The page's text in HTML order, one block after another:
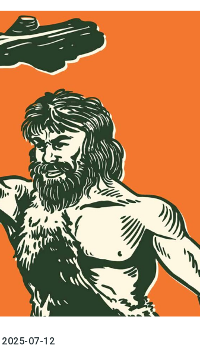
till språkpolisen
nyord
digitalt
2025-07-12